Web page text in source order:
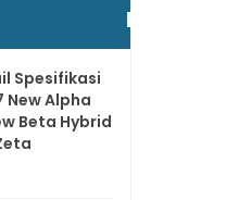
Spesifikasi
New Alpha
Beta Hybrid